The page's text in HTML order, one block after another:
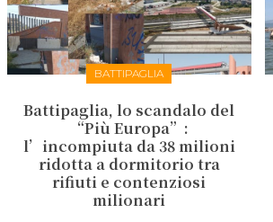
BATTIPAGLIA
Battipaglia, lo scandalo del
“Più Europa”:
l’incompiuta da 38 milioni
ridotta a dormitorio tra
rifiuti e contenziosi
milionari